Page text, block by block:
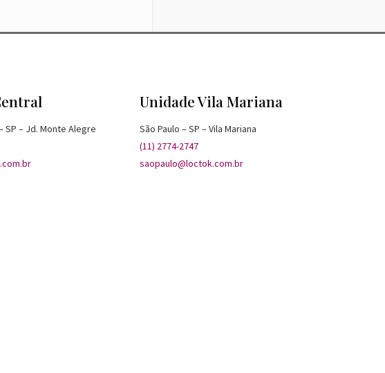
SP – Jd. Monte Alegre
Unidade Vila Mariana
São Paulo – SP – Vila Mariana
(11) 2774-2747
saopaulo@loctok.com.br